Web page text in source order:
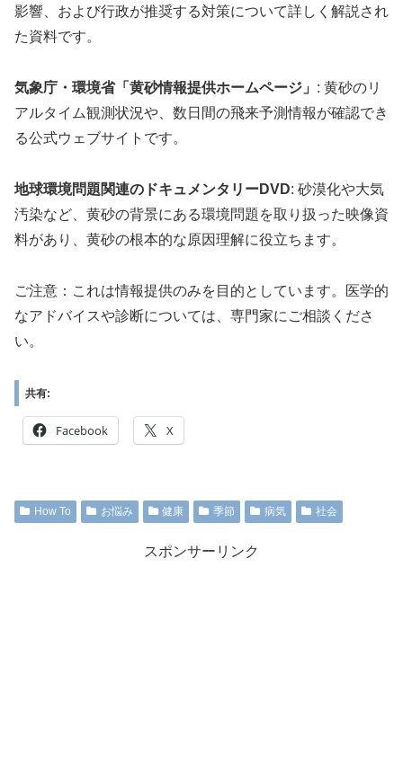
影響、および行政が推奨する対策について詳しく解説され
た資料です。
気象庁・環境省「黄砂情報提供ホームページ」 : 黄砂のリ
アルタイム観測状況や、数日間の飛来予測情報が確認でき
る公式ウェブサイトです。
地球環境問題関連のドキュメンタリーDVD: 砂漠化や大気
汚染など、黄砂の背景にある環境問題を取り扱った映像資
料があり、黄砂の根本的な原因理解に役立ちます。
ご注意：これは情報提供のみを目的としています。医学的
なアドバイスや診断については、専門家にご相談くださ
い。
共有:
Facebook X
How To お悩み 健康 季節 病気 社会
スポンサーリンク